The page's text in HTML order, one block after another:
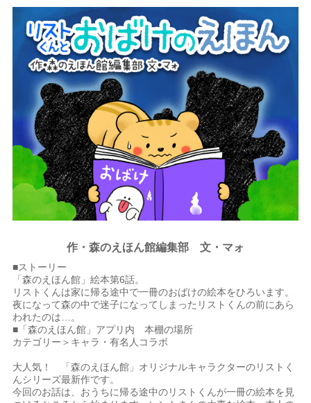
作・森のえほん館編集部 文・マォ
■ストーリー
「森のえほん館」絵本第6話。
リストくんは家に帰る途中で一冊のおばけの絵本をひろいます。
夜になって森の中で迷子になってしまったリストくんの前にあら
われたのは…。
■「森のえほん館」アプリ内 本棚の場所
カテゴリー＞キャラ・有名人コラボ
大人気！ 「森のえほん館」オリジナルキャラクターのリストく
んシリーズ最新作です。
今回のお話は、おうちに帰る途中のリストくんが一冊の絵本を見